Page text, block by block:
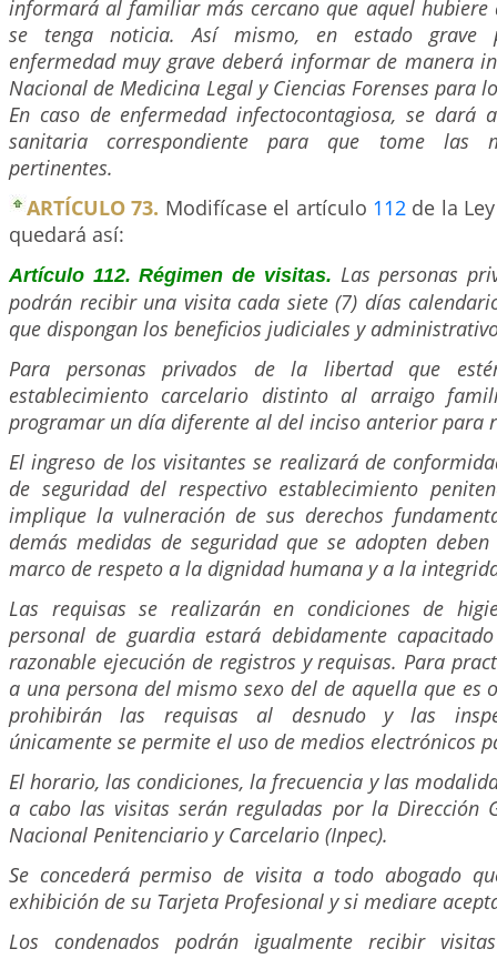
informará al familiar más cercano que aquel hubiere
se tenga noticia. Así mismo, en estado grave
enfermedad muy grave deberá informar de manera
Nacional de Medicina Legal y Ciencias Forenses para
En caso de enfermedad infectocontagiosa, se dará
sanitaria correspondiente para que tome las
pertinentes.
ARTÍCULO 73. Modifícase el artículo 112de la
quedará así:
Artículo 112. Régimen de visitas. Las personas
podrán recibir una visita cada siete (7) días
que dispongan los beneficios judiciales y
Para personas privados de la libertad que
establecimiento carcelario distinto al arraigo
programar un día diferente al del inciso anterior para
El ingreso de los visitantes se realizará de
de seguridad del respectivo establecimiento
implique la vulneración de sus derechos
demás medidas de seguridad que se adopten
marco de respeto a la dignidad humana y a la
Las requisas se realizarán en condiciones de
personal de guardia estará debidamente
razonable ejecución de registros y requisas. Para
a una persona del mismo sexo del de aquella que es
prohibirán las requisas al desnudo y las
únicamente se permite el uso de medios electrónicos
El horario, las condiciones, la frecuencia y las
a cabo las visitas serán reguladas por la Dirección
Nacional Penitenciario y Carcelario (Inpec).
Se concederá permiso de visita a todo abogado
exhibición de su Tarjeta Profesional y si mediare
Los condenados podrán igualmente recibir